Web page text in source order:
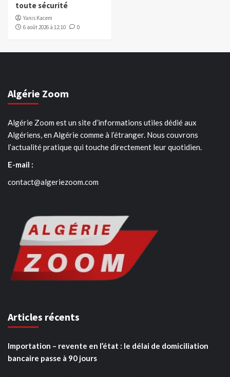
toute sécurité
Yanis Kacem
6 août 2026 à 12:10
0
Algérie Zoom
Algérie Zoom est un site d’informations utiles dédié aux
Algériens, en Algérie comme à l’étranger. Nous couvrons
l’actualité pratique qui touche directement leur quotidien.
E-mail :
contact@algeriezoom.com
Articles récents
Importation – revente en l’état : le délai de domiciliation
bancaire passe à 90 jours